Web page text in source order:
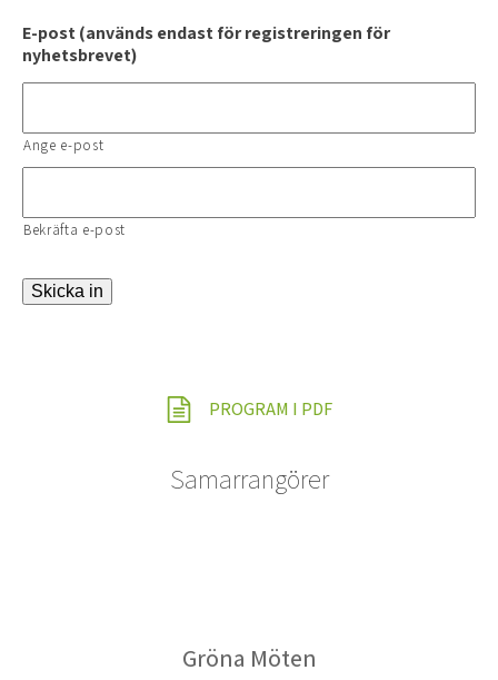
E-post (används endast för registreringen för
nyhetsbrevet)
Ange e-post
Bekräfta e-post
Skicka in
PROGRAM I PDF
Samarrangörer
Gröna Möten